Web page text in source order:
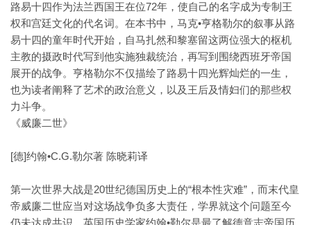
路易十四作为法兰西国王在位72年，使自己的名字成为专制王
权和宫廷文化的代名词。在本书中，马克•亨格勒尔的叙事从路
易十四的童年时代开始，自马扎然和黎塞留这两位强大的枢机
主教的摄政时代写到他实施独裁统治，再写到围绕西班牙帝国
展开的战争。亨格勒尔不仅描绘了路易十四光辉灿烂的一生，
也为读者阐释了艺术的政治意义，以及王后及情妇们的那些权
力斗争。
《威廉二世》
[德]约翰•C.G.勒尔著 陈晓莉译
第一次世界大战是20世纪德国历史上的“根本性灾难”，而末代皇
帝威廉二世应当对这场战争负多大责任，学界就这个问题至今
仍未达成共识。英国历史学家约翰•勒尔是最了解德意志帝国历